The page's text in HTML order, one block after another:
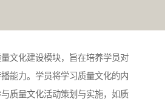
文化建设模块，旨在培养学员对
能力。学员将学习质量文化的内
质量文化活动策划与实施，如质